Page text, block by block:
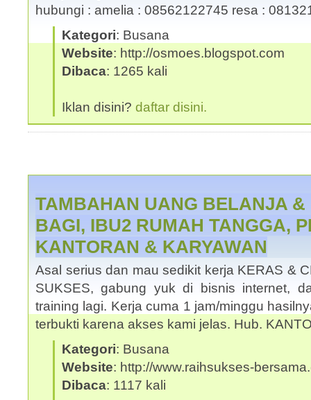
hubungi : amelia : 08562122745 resa :
Kategori: Busana
Website: http://osmoes.blogspot.com
Dibaca: 1265 kali
Iklan disini? daftar disini.
TAMBAHAN UANG BELANJA &
BAGI, IBU2 RUMAH TANGGA,
KANTORAN & KARYAWAN
Asal serius dan mau sedikit kerja KERAS &
SUKSES, gabung yuk di bisnis internet,
training lagi. Kerja cuma 1 jam/minggu
terbukti karena akses kami jelas. Hub.
Kategori: Busana
Website: http://www.raihsukses-
Dibaca: 1117 kali